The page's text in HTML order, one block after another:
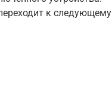
к следующему